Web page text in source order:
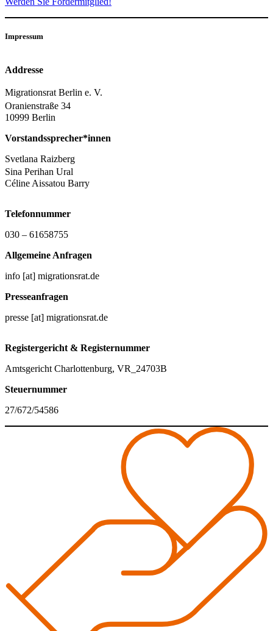
Impressum
Addresse
Migrationsrat Berlin e. V.
Oranienstraße 34
10999 Berlin
Vorstandssprecher*innen
Svetlana Raizberg
Sina Perihan Ural
Céline Aissatou Barry
Telefonnummer
030 – 61658755
Allgemeine Anfragen
info [at] migrationsrat.de
Presseanfragen
presse [at] migrationsrat.de
Registergericht & Registernummer
Amtsgericht Charlottenburg, VR_24703B
Steuernummer
27/672/54586